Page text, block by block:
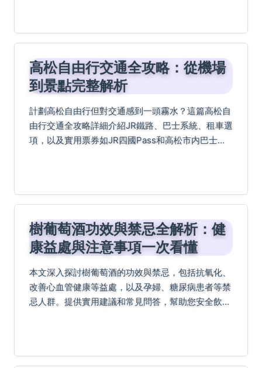
高松自由行交通全攻略：從機場
到景點完整解析
計劃高松自由行但對交通感到一頭霧水？這篇高松自
由行交通全攻略詳細介紹JR鐵路、巴士系統、租車選
項，以及實用票券如JR四國Pass和高松市内巴士一
樹葡萄酒功效與禁忌全解析：健
康益處與注意事項一次看懂
本文深入探討樹葡萄酒的功效與禁忌，包括抗氧化、
改善心血管健康等益處，以及孕婦、糖尿病患者等禁
忌人群。提供實用建議和常見問答，幫助您安全飲用